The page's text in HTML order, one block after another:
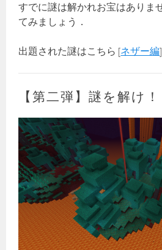
すでに謎は解かれお宝はありま
てみましょう．
出題された謎はこちら [ネザー編
【第二弾】謎を解け